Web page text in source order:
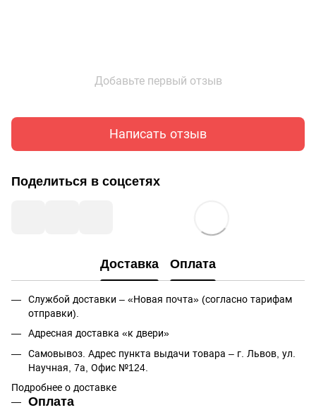
Добавьте первый отзыв
Написать отзыв
Поделиться в соцсетях
Доставка Оплата
Службой доставки – «Новая почта» (согласно тарифам
отправки).
Адресная доставка «к двери»
Самовывоз. Адрес пункта выдачи товара – г. Львов, ул.
Научная, 7а, Офис №124.
Подробнее о доставке
Оплата